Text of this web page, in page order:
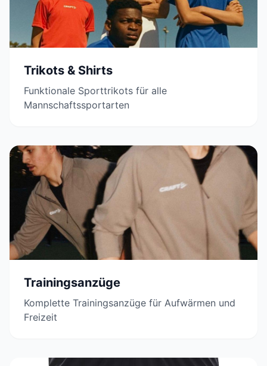
Trikots & Shirts
Funktionale Sporttrikots für alle
Mannschaftssportarten
Trainingsanzüge
Komplette Trainingsanzüge für Aufwärmen und
Freizeit